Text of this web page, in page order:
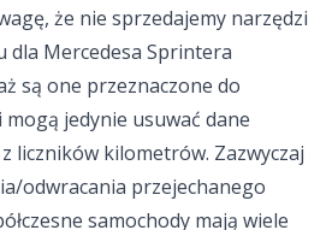
że nie sprzedajemy narzędzi
Mercedesa Sprintera
są one przeznaczone do
jedynie usuwać dane
liczników kilometrów. Zazwyczaj
odwracania przejechanego
samochody mają wiele